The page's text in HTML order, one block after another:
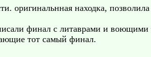
оригинальнная находка, позволила
финал с литаврами и
тот самый финал.